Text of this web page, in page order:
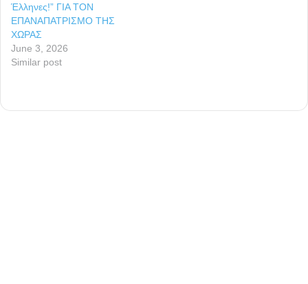
Έλληνες!” ΓΙΑ ΤΟΝ
ΕΠΑΝΑΠΑΤΡΙΣΜΟ ΤΗΣ
ΧΩΡΑΣ
June 3, 2026
Similar post